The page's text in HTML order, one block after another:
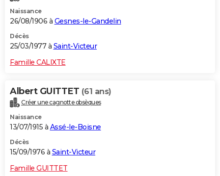
Naissance
26/08/1906 à Gesnes-le-Gandelin
Décès
25/03/1977 à Saint-Victeur
Famille CALIXTE
Albert GUITTET (61 ans)
Créer une cagnotte obsèques
Naissance
13/07/1915 à Assé-le-Boisne
Décès
15/09/1976 à Saint-Victeur
Famille GUITTET